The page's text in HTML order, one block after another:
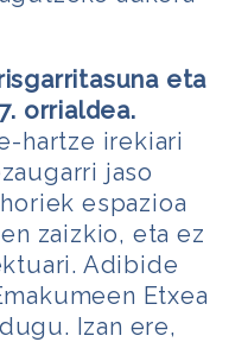
eta
orrialdea.
hartze irekiari
jaso
espazioa
zaizkio, eta ez
Adibide
Etxea
Izan ere,